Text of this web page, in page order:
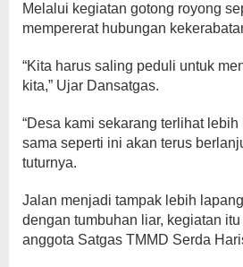
Melalui kegiatan gotong royong
mempererat hubungan
“Kita harus saling peduli untuk
kita,” Ujar Dansatgas.
“Desa kami sekarang terlihat
sama seperti ini akan terus
tuturnya.
Jalan menjadi tampak lebih
dengan tumbuhan liar, kegiatan
anggota Satgas TMMD Serda